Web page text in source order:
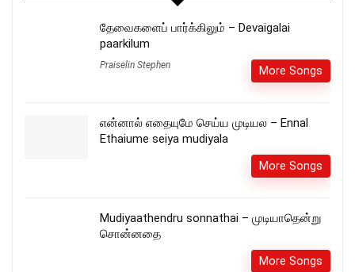
தேவைகளைப் பார்க்கிலும் – Devaigalai
paarkilum
Praiselin Stephen More Songs
என்னால் எதையுமே செய்ய முடியல – Ennal
Ethaiume seiya mudiyala
More Songs
Mudiyaathendru sonnathai – முடியாதென்று
சொன்னதை
More Songs